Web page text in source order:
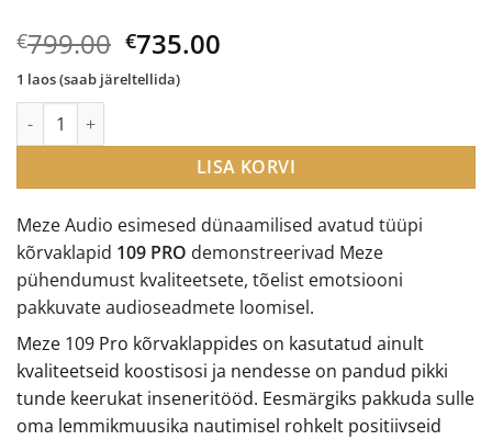
€799.00 Algne
hind
oli:
€735.00
Meze Audio esimesed dünaamilised avatud tüüpi
kõrvaklapid 109 PRO demonstreerivad Meze
pühendumust kvaliteetsete, tõelist emotsiooni
pakkuvate audioseadmete loomisel.
Meze 109 Pro kõrvaklappides on kasutatud ainult
kvaliteetseid koostisosi ja nendesse on pandud pikki
tunde keerukat inseneritööd. Eesmärgiks pakkuda sulle
oma lemmikmuusika nautimisel rohkelt positiivseid
1 laos (saab järeltellida)
Meze Audio 109 Pro avatud tüüpi kõrvaklapid kogus
LISA KORVI